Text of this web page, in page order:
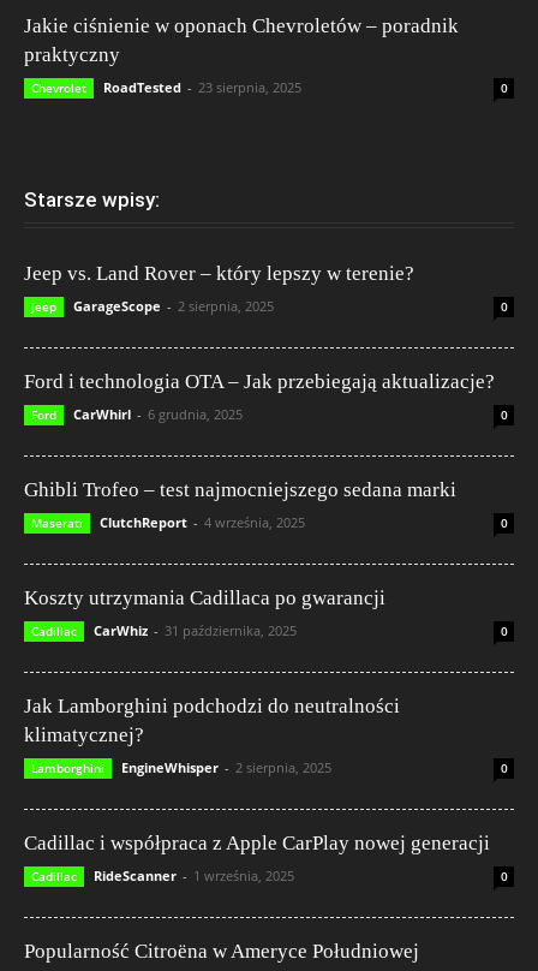
Jakie ciśnienie w oponach Chevroletów – poradnik
praktyczny
Chevrolet RoadTested - 23 sierpnia, 2025 0
Starsze wpisy:
Jeep vs. Land Rover – który lepszy w terenie?
Jeep GarageScope - 2 sierpnia, 2025 0
Ford i technologia OTA – Jak przebiegają aktualizacje?
Ford CarWhirl - 6 grudnia, 2025 0
Ghibli Trofeo – test najmocniejszego sedana marki
Maserati ClutchReport - 4 września, 2025 0
Koszty utrzymania Cadillaca po gwarancji
Cadillac CarWhiz - 31 października, 2025 0
Jak Lamborghini podchodzi do neutralności
klimatycznej?
Lamborghini EngineWhisper - 2 sierpnia, 2025 0
Cadillac i współpraca z Apple CarPlay nowej generacji
Cadillac RideScanner - 1 września, 2025 0
Popularność Citroëna w Ameryce Południowej